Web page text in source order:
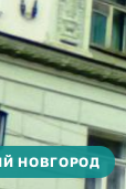
НОВГОРОД